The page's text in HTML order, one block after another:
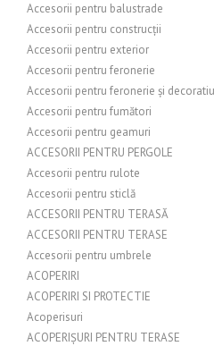
Accesorii pentru balustrade
Accesorii pentru construcții
Accesorii pentru exterior
Accesorii pentru feronerie
Accesorii pentru feronerie și
Accesorii pentru fumători
Accesorii pentru geamuri
ACCESORII PENTRU PERGOLE
Accesorii pentru rulote
Accesorii pentru sticlă
ACCESORII PENTRU TERASĂ
ACCESORII PENTRU TERASE
Accesorii pentru umbrele
ACOPERIRI
ACOPERIRI SI PROTECTIE
Acoperisuri
ACOPERIȘURI PENTRU TERASE